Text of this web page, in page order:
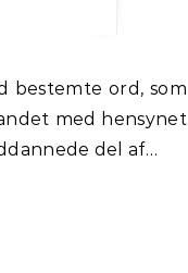
med hensynet
del af…